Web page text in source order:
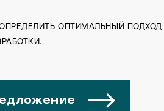
ОПТИМАЛЬНЫЙ